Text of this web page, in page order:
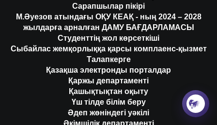
Сарапшылар пікірі
М.Әуезов атындағы ОҚУ КЕАҚ - ның 2024 – 2028
жылдарға арналған ДАМУ БАҒДАРЛАМАСЫ
Студенттің жол көрсеткіші
Сыбайлас жемқорлыққа қарсы комплаенс-қызмет
Талапкерге
Қазақша электронды порталдар
Қаржы департаменті
Қашықтықтан оқыту
Үш тілде білім беру
Әдеп жөніндегі уәкілі
Әкімшілік департаменті